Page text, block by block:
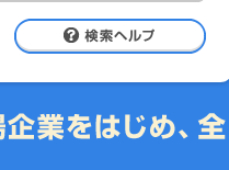
取扱メーカー一覧